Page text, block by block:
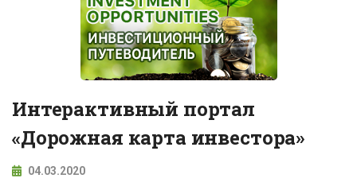
Интерактивный портал
«Дорожная карта инвестора»
04.03.2020